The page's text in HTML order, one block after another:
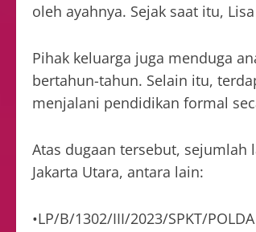
oleh ayahnya. Sejak saat itu,
Pihak keluarga juga menduga
bertahun-tahun. Selain itu,
menjalani pendidikan formal
Atas dugaan tersebut, sejumlah
Jakarta Utara, antara lain:
•LP/B/1302/III/2023/SPKT/POLDA